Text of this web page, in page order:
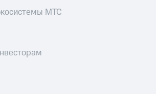
МТС